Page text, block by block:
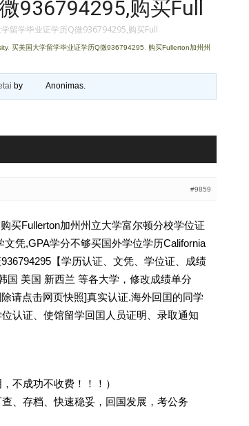
Apkasai.lt
936794295,购买Full
留学毕业证学历Q微936794295,购买Full
, 买美国大学留学毕业证学历Q微936794295
购买Fullerton加州州
by Anonimas.
#9859
买Fullerton加州州立大学富尔顿分校学位证
凭,GPA学分不够买国外学位学历California
【学历认证、文凭、学位证、成绩
国 美国 新西兰 等各大学，修改成绩单分
请点击网页快照]真实认证.海外回囯的同学
认证、使馆留学回囯人员证明、录取通知
不成功不收费！！！）
、存档、快速稳妥，回国发展，考公务